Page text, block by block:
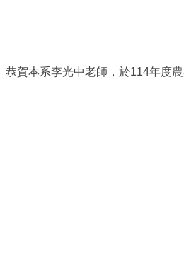
恭賀本系李光中老師，於114年度